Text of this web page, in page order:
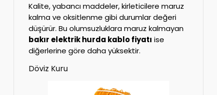
Kalite, yabancı maddeler, kirleticilere maruz
kalma ve oksitlenme gibi durumlar değeri
düşürür. Bu olumsuzluklara maruz kalmayan
bakır elektrik hurda kablo fiyatı ise
diğerlerine göre daha yüksektir.
Döviz Kuru